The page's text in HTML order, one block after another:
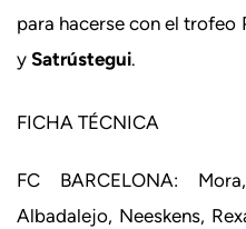
para hacerse con el trofeo
y Satrústegui.
FICHA TÉCNICA
FC BARCELONA:
Albadalejo, Neeskens,